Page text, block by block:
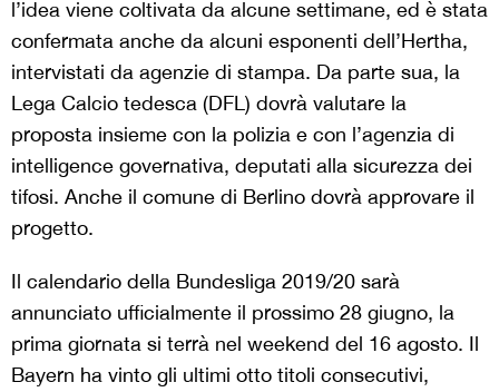
l’idea viene coltivata da alcune settimane, ed è stata
confermata anche da alcuni esponenti dell’Hertha,
intervistati da agenzie di stampa. Da parte sua, la
Lega Calcio tedesca (DFL) dovrà valutare la
proposta insieme con la polizia e con l’agenzia di
intelligence governativa, deputati alla sicurezza dei
tifosi. Anche il comune di Berlino dovrà approvare il
progetto.
Il calendario della Bundesliga 2019/20 sarà
annunciato ufficialmente il prossimo 28 giugno, la
prima giornata si terrà nel weekend del 16 agosto. Il
Bayern ha vinto gli ultimi otto titoli consecutivi,